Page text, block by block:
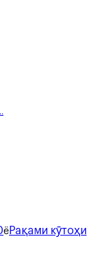
ёРақами кӯтоҳи